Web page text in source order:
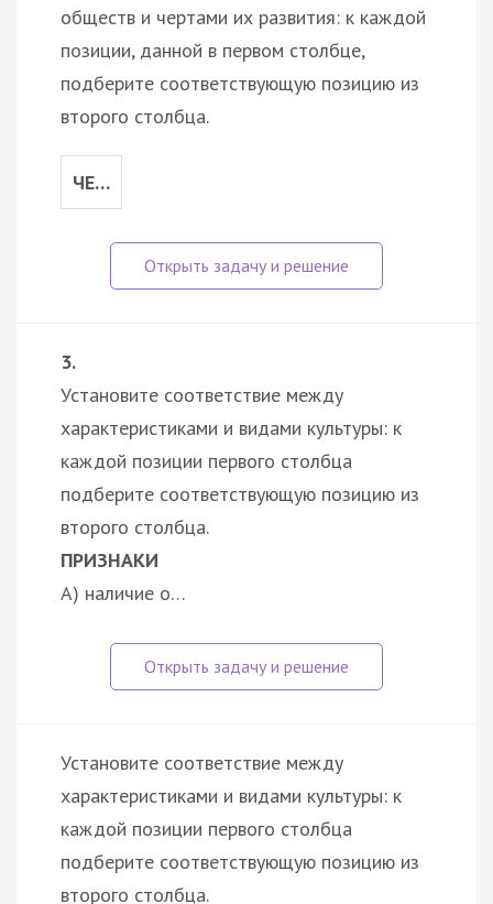
обществ и чертами их развития: к каждой
позиции, данной в первом столбце,
подберите соответствующую позицию из
второго столбца.
ЧЕ…
3.
Установите соответствие между
характеристиками и видами культуры: к
каждой позиции первого столбца
подберите соответствующую позицию из
второго столбца.
ПРИЗНАКИ
А) наличие о…
Установите соответствие между
характеристиками и видами культуры: к
каждой позиции первого столбца
подберите соответствующую позицию из
второго столбца.